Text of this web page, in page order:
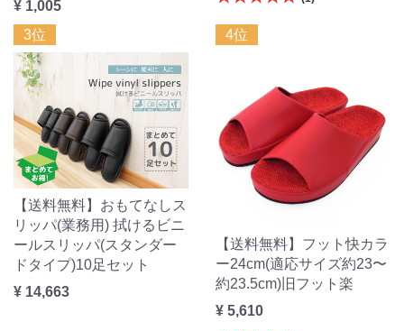
¥ 1,005
3位
【送料無料】おもてなしス
リッパ(業務用) 拭けるビニ
ールスリッパ(スタンダー
ドタイプ)10足セット
¥ 14,663
4位
【送料無料】フット快カラ
ー24cm(適応サイズ約23〜
約23.5cm)旧フット楽
¥ 5,610